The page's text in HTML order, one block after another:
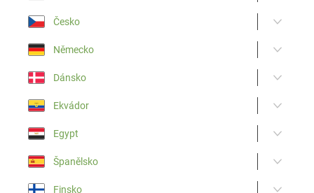
Česko
Německo
Dánsko
Ekvádor
Egypt
Španělsko
Finsko